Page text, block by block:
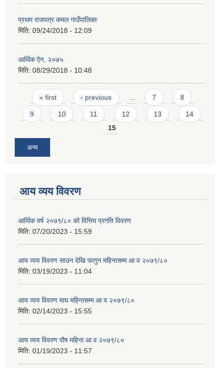
प्रथम राजपत्र कमल गाउँपालिका
मिति: 09/24/2018 - 12:09
आर्थिक ऐन, २०७५
मिति: 08/29/2018 - 10:48
Pages
« first ‹ previous 7 8
9 10 11 12 13
14
15
अन्य
आय व्यय विवरण
आर्थिक वर्ष २०७९/८० को वित्तिय प्रगति विवरण
मिति: 07/20/2023 - 15:59
आय व्यय विवरण साउन देखि फागुन महिनासम्म आ व २०७९/८०
मिति: 03/19/2023 - 11:04
आय व्यय विवरण माघ महिनासम्म आ व २०७९/८०
मिति: 02/14/2023 - 15:55
आय व्यय विवरण पौष महिना आ व २०७९/८०
मिति: 01/19/2023 - 11:57